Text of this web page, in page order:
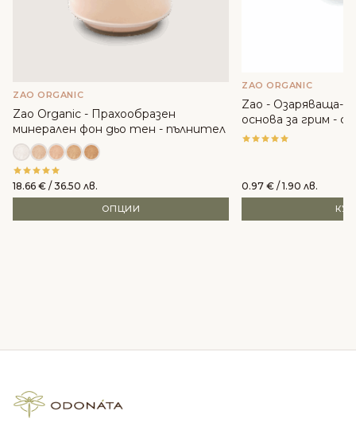
ZAO ORGANIC
Zao Organic - Прахообразен
минерален фон дьо тен - пълнител
18.66 € / 36.50 лв.
ОПЦИИ
ZAO ORGANIC
Zao - Озаряваща-
основа за грим -
0.97 € / 1.90 лв.